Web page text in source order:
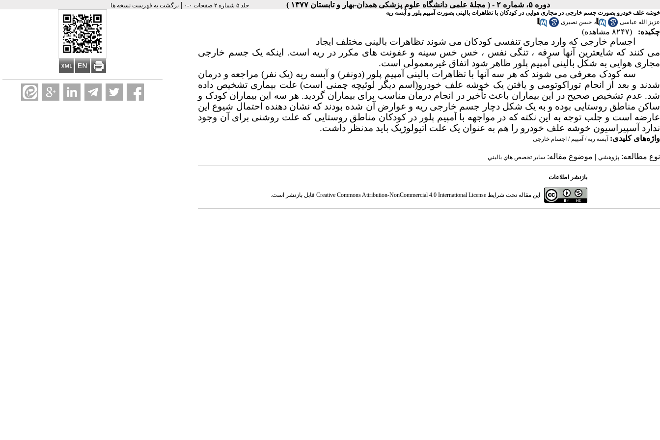
دوره ۵، شماره ۲ - ( مجلۀ علمی دانشگاه علوم پزشکی همدان-بهار و تابستان ۱۳۷۷ ) جلد ۵ شماره ۲ صفحات ۰-۰ |برگشت به فهرست نسخه ها
خوشه علف خودرو بصورت جسم خارجی در مجاری هوایی در کودکان با تظاهرات بالینی بصورت آمپیم پلور و آبسه ریه
عزیز الله عباسی
، حسن نصیری
چکیده: (۸۲۴۷ مشاهده)
اجسام خارجی که وارد مجاری تنفسی کودکان می شوند تظاهرات بالینی مختلف ایجاد
می کنند که شایعترین آنها سرفه ، تنگی نفس ، خس خس سینه و عفونت های مکرر در ریه است. اینکه یک جسم خارجی
مجاری هوایی به شکل بالینی آمپیم پلور ظاهر شود اتفاق غیرمعمولی است.
سه کودک معرفی می شوند که هر سه آنها با تظاهرات بالینی آمپیم پلور (دونفر) و آبسه ریه (یک نفر) مراجعه و درمان
شدند و بعد از انجام توراکوتومی و یافتن یک خوشه علف خودرو(اسم دیگر لوئیچه چمنی است) علت بیماری تشخیص داده
شد. عدم تشخیص صحیح در این بیماران باعث تأخیر در انجام درمان مناسب برای بیماران گردید. هر سه این بیماران کودک و
ساکن مناطق روستایی بوده و به یک شکل دچار جسم خارجی ریه و عوارض آن شده بودند که نشان دهنده احتمال شیوع این
عارضه است و جلب توجه به این نکته که در مواجهه با آمپیم پلور در کودکان مناطق روستایی که علت روشنی برای آن وجود
ندارد آسپیراسیون خوشه علف خودرو را هم به عنوان یک علت اتیولوژیک باید مدنظر داشت.
واژه‌های کلیدی: آبسه ریه / آمپیم / اجسام خارجی
نوع مطالعه: پژوهشي | موضوع مقاله: سایر تخصص هاي باليني
بازنشر اطلاعات
این مقاله تحت شرایط Creative Commons Attribution-NonCommercial 4.0 International Licenseقابل بازنشر است.